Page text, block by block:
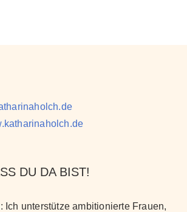
DU DA BIST!
: Ich unterstütze ambitionierte Frauen,